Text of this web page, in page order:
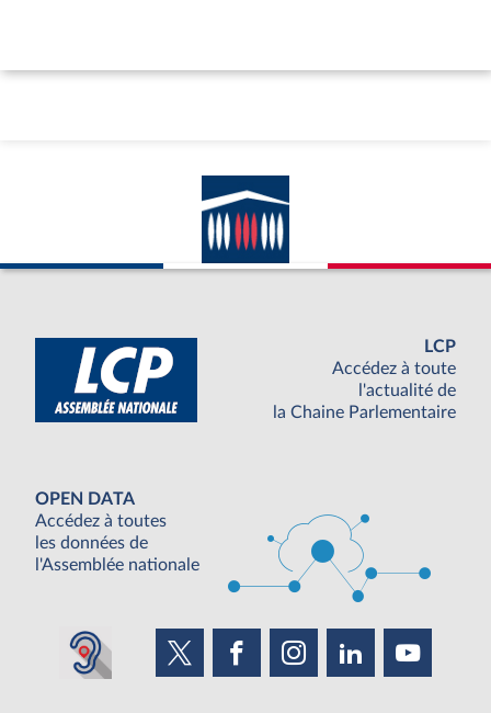
LCP
Accédez à toute
l'actualité de
la Chaine Parlementaire
OPEN DATA
Accédez à toutes
les données de
l'Assemblée nationale